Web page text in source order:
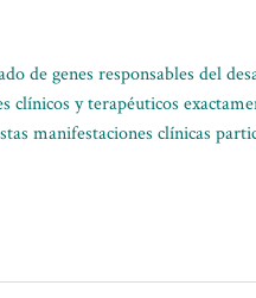
de genes responsables del
y terapéuticos
manifestaciones clínicas